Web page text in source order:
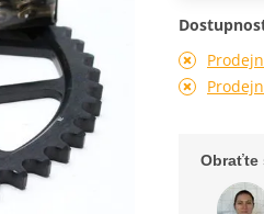
Obraťte